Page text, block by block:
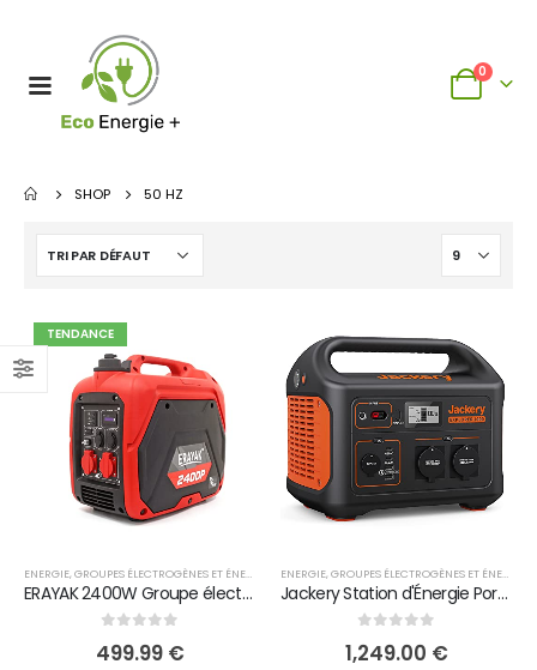
0
SHOP ‎50 HZ
TENDANCE
ENERGIE, GROUPES ÉLECTROGÈNES ET ÉNERGIES
ERAYAK 2400W Groupe électrogène de Secours Groupe électrogène à Onduleur Silencieux Essence, 19 kg, Moteur 4 Temps…
499.99 €
ENERGIE, GROUPES ÉLECTROGÈNES ET ÉNERGIES
Jackery Station d'Énergie Portable Explorer 1000, Bloc-batterie Mobile au Lithium et Solaire de 1002Wh, Prises CA 230V/1000W, Convient Comme Source d'Énergie Domestique d'Appoin aux Camping-cars
1,249.00 €